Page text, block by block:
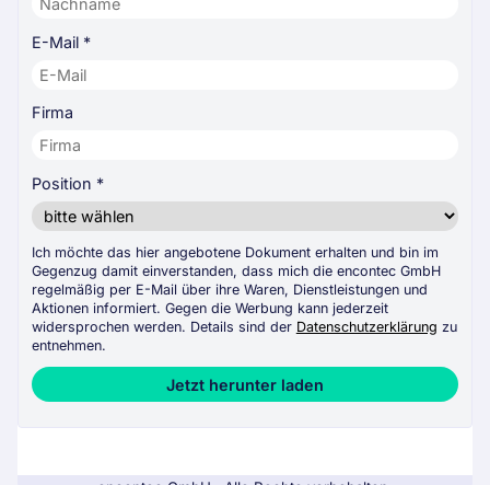
E-Mail *
Firma
Position *
Ich möchte das hier angebotene Dokument erhalten und bin im
Gegenzug damit einverstanden, dass mich die encontec GmbH
regelmäßig per E-Mail über ihre Waren, Dienstleistungen und
Aktionen informiert. Gegen die Werbung kann jederzeit
widersprochen werden. Details sind der Datenschutzerklärung zu
entnehmen.
Jetzt herunter laden